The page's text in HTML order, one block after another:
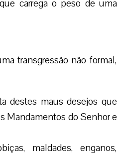
carrega o peso de uma
transgressão não formal,
destes maus desejos que
Mandamentos do Senhor e
maldades, enganos,